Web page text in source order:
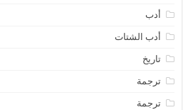
أدب
أدب الشتات
تاريخ
ترجمة
ترجمة